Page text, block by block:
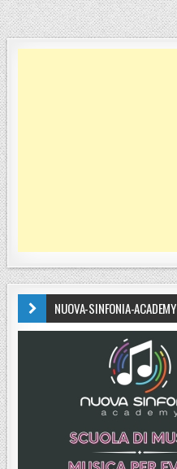
NUOVA-SINFONIA-ACADEMY